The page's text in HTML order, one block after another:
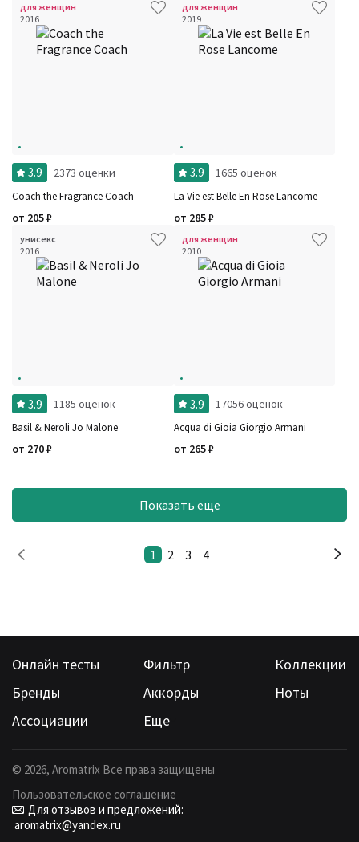
для женщин
2016
3.9 2373 оценки
Coach the Fragrance Coach
от 205₽
для женщин
2019
3.9 1665 оценок
La Vie est Belle En Rose Lancome
от 285₽
унисекс
2016
3.9 1185 оценок
Basil & Neroli Jo Malone
от 270₽
для женщин
2010
3.9 17056 оценок
Acqua di Gioia Giorgio Armani
от 265₽
Показать еще
1 2 3 4
Онлайн тесты Фильтр
Коллекции
Бренды
Аккорды
Ноты
Ассоциации
Еще
© 2026, Aromatrix Все права защищены
Пользовательское соглашение
Для отзывов и предложений:
aromatrix@yandex.ru